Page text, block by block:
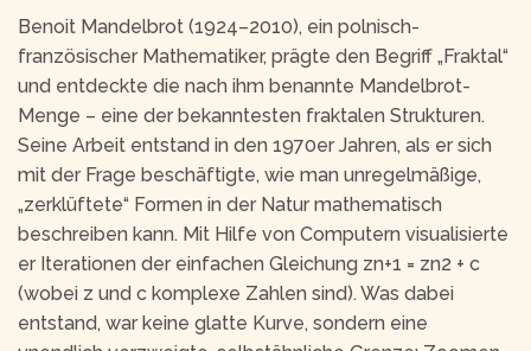
Benoit Mandelbrot (1924–2010), ein polnisch-
französischer Mathematiker, prägte den Begriff „Fraktal“
und entdeckte die nach ihm benannte Mandelbrot-
Menge – eine der bekanntesten fraktalen Strukturen.
Seine Arbeit entstand in den 1970er Jahren, als er sich
mit der Frage beschäftigte, wie man unregelmäßige,
„zerklüftete“ Formen in der Natur mathematisch
beschreiben kann. Mit Hilfe von Computern visualisierte
er Iterationen der einfachen Gleichung zn+1 = zn2 + c
(wobei z und c komplexe Zahlen sind). Was dabei
entstand, war keine glatte Kurve, sondern eine